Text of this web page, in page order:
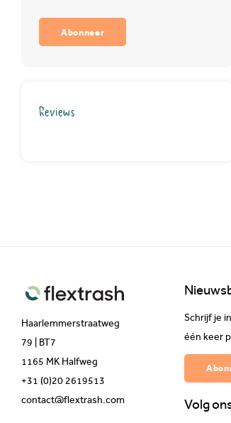
Abonneer
Reviews
Haarlemmerstraatweg
79 | BT7
1165 MK Halfweg
+31 (0)20 2619513
contact@flextrash.com
Schrijf je
één keer
Volg